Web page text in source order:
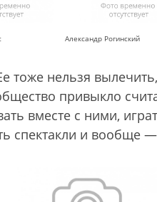
Александр Рогинский
тоже нельзя
привыкло
вместе с ними,
спектакли и вообще —